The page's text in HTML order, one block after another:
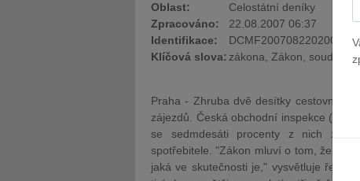
Oblast:
Celostátní deníky
Zpracováno:
22.08.2007 06:37
Identifikace:
DCMF20070822020035
Klíčová slova: zákona, Zákon, soud,
Praha - Zhruba dvě desítky cestovních
zájezdů. Česká obchodní inspekce
se sedmdesáti procenty z nich
spotřebitele. "Zákon mluví o tom, že
jaká ve skutečnosti je," vysvětluje